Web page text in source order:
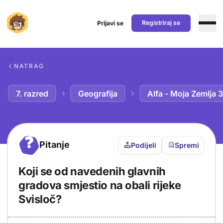
Prijavi se Registriraj se
NATRAG
7. razred Geografija Alfa - Moja Zemlja 3
? Pitanje Podijeli Spremi
Koji se od navedenih glavnih
gradova smjestio na obali rijeke
Svisloč?